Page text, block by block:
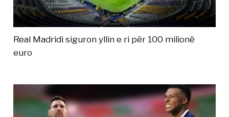
Real Madridi siguron yllin e ri për 100 milionë
euro